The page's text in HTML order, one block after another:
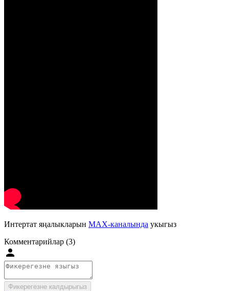
Интертат яңалыкларын MAX-каналында укыгыз
Комментарийлар (3)
Фикерегезне калдырыгыз